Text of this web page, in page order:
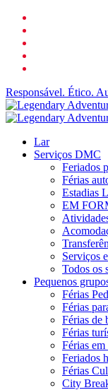
para
conteúdo
principal
Responsável. Ético.
search
Cardápio
Lar
Serviços DMC
Feriados
Férias
Estadias
EM
Serviços
Todos os
Pequenos
Férias
Férias
Férias de
Férias
Férias em
Feriados
Férias
City